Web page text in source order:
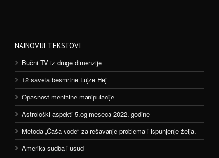
NAJNOVIJI TEKSTOVI
Bučni TV iz druge dimenzije
12 saveta besmrtne Lujze Hej
Opasnost mentalne manipulacije
Astrološki aspekti 5.og meseca 2022. godine
Metoda „Čaša vode“ za rešavanje problema i ispunjenje želja.
Amerika sudba i usud